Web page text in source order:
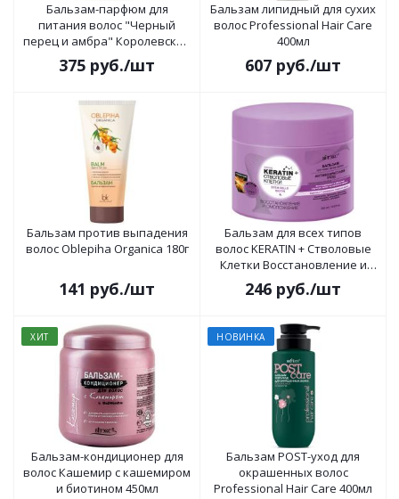
Бальзам-парфюм для
питания волос "Черный
перец и амбра" Королевские
масла 300мл
375 руб./шт
Бальзам липидный для сухих
волос Professional Hair Care
400мл
607 руб./шт
Бальзам против выпадения
волос Oblepiha Organica 180г
141 руб./шт
Бальзам для всех типов
волос KERATIN + Стволовые
Клетки Восстановление и
омоложение 300мл
246 руб./шт
ХИТ
Бальзам-кондиционер для
волос Кашемир с кашемиром
и биотином 450мл
НОВИНКА
Бальзам POST-уход для
окрашенных волос
Professional Hair Care 400мл